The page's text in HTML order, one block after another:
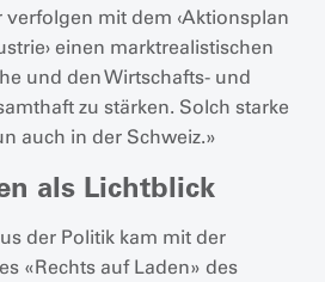
mit dem ‹Aktionsplan
einen marktrealistischen
und den Wirtschafts- und
zu stärken. Solch starke
auch in der Schweiz.»
als Lichtblick
der Politik kam mit der
«Rechts auf Laden» des